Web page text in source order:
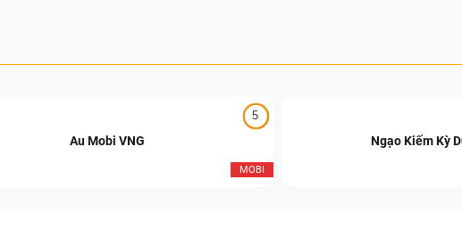
5
MOBI
Au Mobi VNG Ngạo Kiếm Kỳ